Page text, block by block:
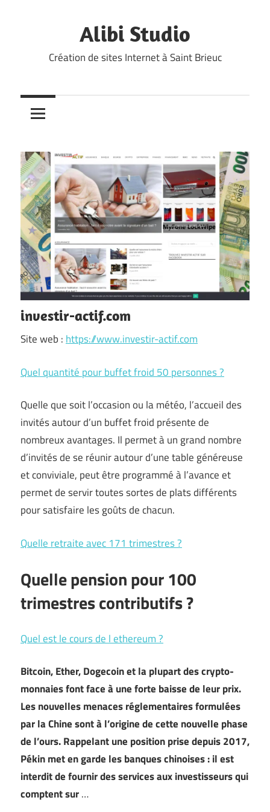
Alibi Studio
Création de sites Internet à Saint Brieuc
investir-actif.com
Site web : https://www.investir-actif.com
Quel quantité pour buffet froid 50 personnes ?
Quelle que soit l’occasion ou la météo, l’accueil des
invités autour d’un buffet froid présente de
nombreux avantages. Il permet à un grand nombre
d’invités de se réunir autour d’une table généreuse
et conviviale, peut être programmé à l’avance et
permet de servir toutes sortes de plats différents
pour satisfaire les goûts de chacun.
Quelle retraite avec 171 trimestres ?
Quelle pension pour 100
trimestres contributifs ?
Quel est le cours de l ethereum ?
Bitcoin, Ether, Dogecoin et la plupart des crypto-
monnaies font face à une forte baisse de leur prix.
Les nouvelles menaces réglementaires formulées
par la Chine sont à l’origine de cette nouvelle phase
de l’ours. Rappelant une position prise depuis 2017,
Pékin met en garde les banques chinoises : il est
interdit de fournir des services aux investisseurs qui
comptent sur…